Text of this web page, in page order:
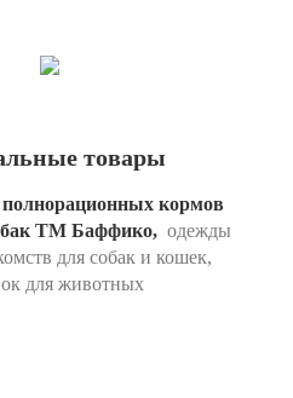
товары
полнорационных кормов
ТМ Баффико, одежды
для собак и кошек,
для животных